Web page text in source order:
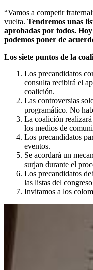
“Vamos a competir
vuelta. Tendremos unas
aprobadas por todos.
podemos poner de
Los siete puntos de la
Los precandidatos
consulta recibirá el
coalición.
Las controversias
programático. No
La coalición
los medios de
Los precandidatos
eventos.
Se acordará un
surjan durante el
Los precandidatos
las listas del
Invitamos a los